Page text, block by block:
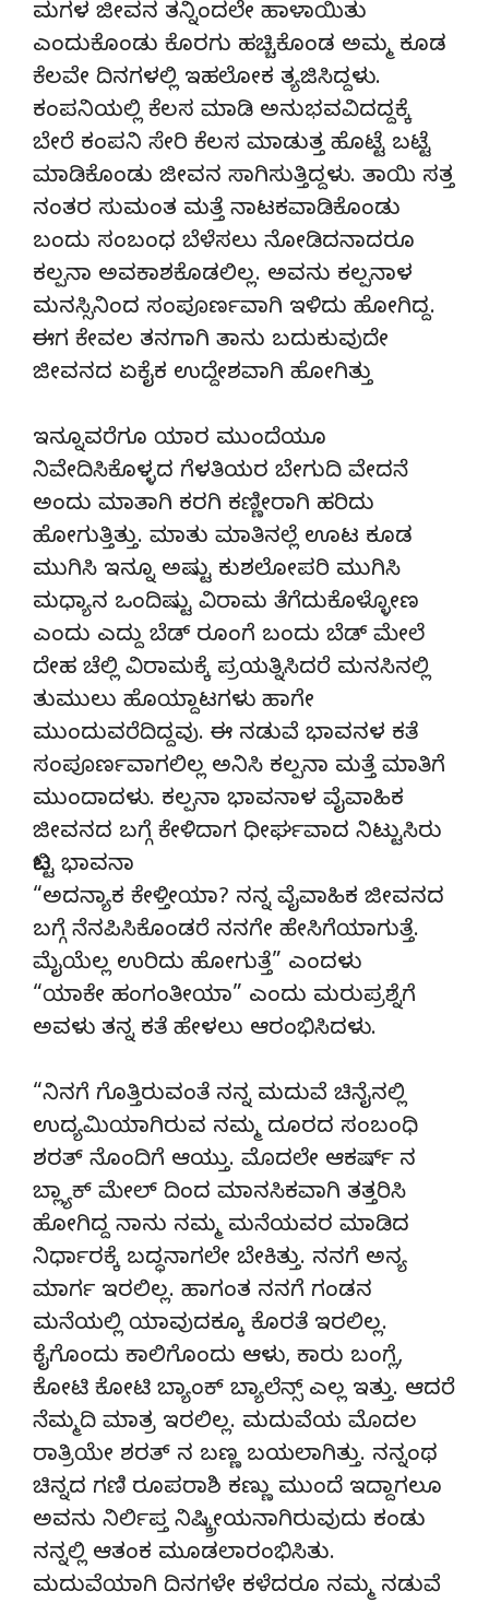
ಮಗಳ ಜೀವನ ತನ್ನಿಂದಲೇ ಹಾಳಾಯಿತು
ಎಂದುಕೊಂಡು ಕೊರಗು ಹಚ್ಚಿಕೊಂಡ ಅಮ್ಮ ಕೂಡ
ಕೆಲವೇ ದಿನಗಳಲ್ಲಿ ಇಹಲೋಕ ತ್ಯಜಿಸಿದ್ದಳು.
ಕಂಪನಿಯಲ್ಲಿ ಕೆಲಸ ಮಾಡಿ ಅನುಭವವಿದದ್ದಕ್ಕೆ
ಬೇರೆ ಕಂಪನಿ ಸೇರಿ ಕೆಲಸ ಮಾಡುತ್ತ ಹೊಟ್ಟೆ ಬಟ್ಟೆ
ಮಾಡಿಕೊಂಡು ಜೀವನ ಸಾಗಿಸುತ್ತಿದ್ದಳು. ತಾಯಿ ಸತ್ತ
ನಂತರ ಸುಮಂತ ಮತ್ತೆ ನಾಟಕವಾಡಿಕೊಂಡು
ಬಂದು ಸಂಬಂಧ ಬೆಳೆಸಲು ನೋಡಿದನಾದರೂ
ಕಲ್ಪನಾ ಅವಕಾಶಕೊಡಲಿಲ್ಲ. ಅವನು ಕಲ್ಪನಾಳ
ಮನಸ್ಸಿನಿಂದ ಸಂಪೂರ್ಣವಾಗಿ ಇಳಿದು ಹೋಗಿದ್ದ.
ಈಗ ಕೇವಲ ತನಗಾಗಿ ತಾನು ಬದುಕುವುದೇ
ಜೀವನದ ಏಕೈಕ ಉದ್ದೇಶವಾಗಿ ಹೋಗಿತ್ತು
ಇನ್ನೂವರೆಗೂ ಯಾರ ಮುಂದೆಯೂ
ನಿವೇದಿಸಿಕೊಳ್ಳದ ಗೆಳತಿಯರ ಬೇಗುದಿ ವೇದನೆ
ಅಂದು ಮಾತಾಗಿ ಕರಗಿ ಕಣ್ಣೀರಾಗಿ ಹರಿದು
ಹೋಗುತ್ತಿತ್ತು. ಮಾತು ಮಾತಿನಲ್ಲೆ ಊಟ ಕೂಡ
ಮುಗಿಸಿ ಇನ್ನೂ ಅಷ್ಟು ಕುಶಲೋಪರಿ ಮುಗಿಸಿ
ಮಧ್ಯಾನ ಒಂದಿಷ್ಟು ವಿರಾಮ ತೆಗೆದುಕೊಳ್ಳೋಣ
ಎಂದು ಎದ್ದು ಬೆಡ್ ರೂಂಗೆ ಬಂದು ಬೆಡ್ ಮೇಲೆ
ದೇಹ ಚೆಲ್ಲಿ ವಿರಾಮಕ್ಕೆ ಪ್ರಯತ್ನಿಸಿದರೆ ಮನಸಿನಲ್ಲಿ
ತುಮುಲು ಹೊಯ್ದಾಟಗಳು ಹಾಗೇ
ಮುಂದುವರೆದಿದ್ದವು. ಈ ನಡುವೆ ಭಾವನಳ ಕತೆ
ಸಂಪೂರ್ಣವಾಗಲಿಲ್ಲ ಅನಿಸಿ ಕಲ್ಪನಾ ಮತ್ತೆ ಮಾತಿಗೆ
ಮುಂದಾದಳು. ಕಲ್ಪನಾ ಭಾವನಾಳ ವೈವಾಹಿಕ
ಜೀವನದ ಬಗ್ಗೆ ಕೇಳಿದಾಗ ಧೀರ್ಘವಾದ ನಿಟ್ಟುಸಿರು
ಬಿಟ್ಟ ಭಾವನಾ
“ಅದನ್ಯಾಕ ಕೇಳ್ತೀಯಾ? ನನ್ನ ವೈವಾಹಿಕ ಜೀವನದ
ಬಗ್ಗೆ ನೆನಪಿಸಿಕೊಂಡರೆ ನನಗೇ ಹೇಸಿಗೆಯಾಗುತ್ತೆ.
ಮೈಯೆಲ್ಲ ಉರಿದು ಹೋಗುತ್ತೆ” ಎಂದಳು
“ಯಾಕೇ ಹಂಗಂತೀಯಾ” ಎಂದು ಮರುಪ್ರಶ್ನೆಗೆ
ಅವಳು ತನ್ನ ಕತೆ ಹೇಳಲು ಆರಂಭಿಸಿದಳು.
“ನಿನಗೆ ಗೊತ್ತಿರುವಂತೆ ನನ್ನ ಮದುವೆ ಚಿನೈನಲ್ಲಿ
ಉದ್ಯಮಿಯಾಗಿರುವ ನಮ್ಮ ದೂರದ ಸಂಬಂಧಿ
ಶರತ್ ನೊಂದಿಗೆ ಆಯ್ತು. ಮೊದಲೇ ಆಕರ್ಷ್ ನ
ಬ್ಲ್ಯಾಕ್ ಮೇಲ್ ದಿಂದ ಮಾನಸಿಕವಾಗಿ ತತ್ತರಿಸಿ
ಹೋಗಿದ್ದ ನಾನು ನಮ್ಮ ಮನೆಯವರ ಮಾಡಿದ
ನಿರ್ಧಾರಕ್ಕೆ ಬದ್ಧನಾಗಲೇ ಬೇಕಿತ್ತು. ನನಗೆ ಅನ್ಯ
ಮಾರ್ಗ ಇರಲಿಲ್ಲ. ಹಾಗಂತ ನನಗೆ ಗಂಡನ
ಮನೆಯಲ್ಲಿ ಯಾವುದಕ್ಕೂ ಕೊರತೆ ಇರಲಿಲ್ಲ.
ಕೈಗೊಂದು ಕಾಲಿಗೊಂದು ಆಳು, ಕಾರು ಬಂಗ್ಲೆ,
ಕೋಟಿ ಕೋಟಿ ಬ್ಯಾಂಕ್ ಬ್ಯಾಲೆನ್ಸ್ ಎಲ್ಲ ಇತ್ತು. ಆದರೆ
ನೆಮ್ಮದಿ ಮಾತ್ರ ಇರಲಿಲ್ಲ. ಮದುವೆಯ ಮೊದಲ
ರಾತ್ರಿಯೇ ಶರತ್ ನ ಬಣ್ಣ ಬಯಲಾಗಿತ್ತು. ನನ್ನಂಥ
ಚಿನ್ನದ ಗಣಿ ರೂಪರಾಶಿ ಕಣ್ಣು ಮುಂದೆ ಇದ್ದಾಗಲೂ
ಅವನು ನಿರ್ಲಿಪ್ತ ನಿಷ್ಕ್ರೀಯನಾಗಿರುವುದು ಕಂಡು
ನನ್ನಲ್ಲಿ ಆತಂಕ ಮೂಡಲಾರಂಭಿಸಿತು.
ಮದುವೆಯಾಗಿ ದಿನಗಳೇ ಕಳೆದರೂ ನಮ್ಮ ನಡುವೆ